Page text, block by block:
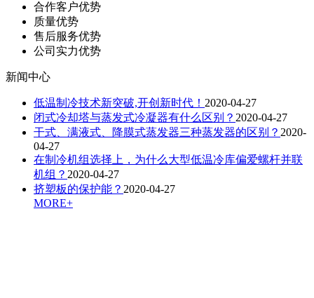
合作客户优势
质量优势
售后服务优势
公司实力优势
新闻中心
低温制冷技术新突破,开创新时代！ 2020-04-27
闭式冷却塔与蒸发式冷凝器有什么区别？ 2020-04-27
干式、满液式、降膜式蒸发器三种蒸发器的区别？ 2020-
04-27
在制冷机组选择上，为什么大型低温冷库偏爱螺杆并联
机组？ 2020-04-27
挤塑板的保护能？ 2020-04-27
MORE+